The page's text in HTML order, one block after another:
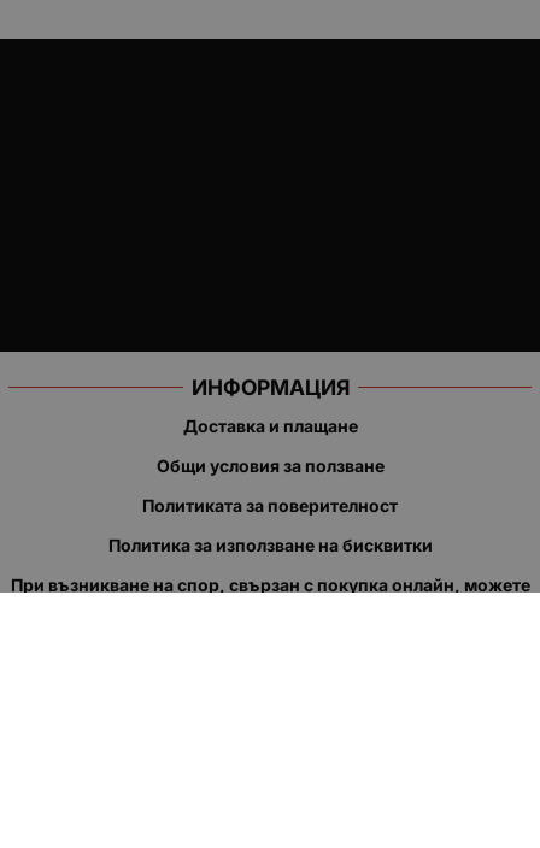
ИНФОРМАЦИЯ
Доставка и плащане
Общи условия за ползване
Политиката за поверителност
Политика за използване на бисквитки
При възникване на спор, свързан с покупка онлайн, можете